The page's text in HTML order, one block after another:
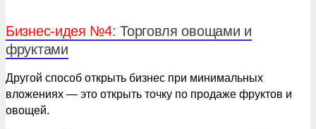
Бизнес-идея №4: Торговля овощами и
фруктами
Другой способ открыть бизнес при минимальных
вложениях — это открыть точку по продаже фруктов и
овощей.